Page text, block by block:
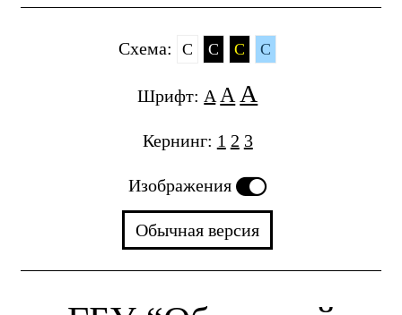
Cхема: C C C C
Шрифт: A A A
Кернинг: 1 2 3
Изображения
Обычная версия